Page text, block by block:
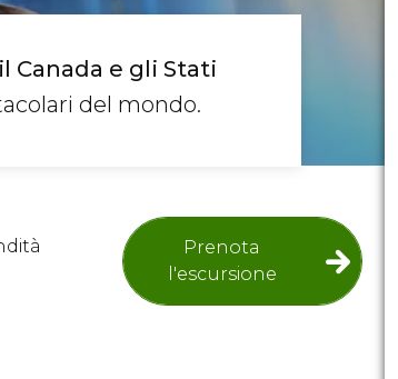
Canada e gli Stati
del mondo.
Prenota
l'escursione